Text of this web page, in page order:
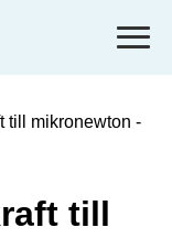
till mikronewton -
till